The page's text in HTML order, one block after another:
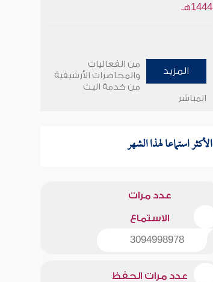
1444هـ
المزيد
من الفعاليات
والمحاضرات الأرشيفية
من خدمة البث
المباشر
الأكثر استماعا لهذا الشهر
عدد مرات
الاستماع
3094998978
عدد مرات الحفظ